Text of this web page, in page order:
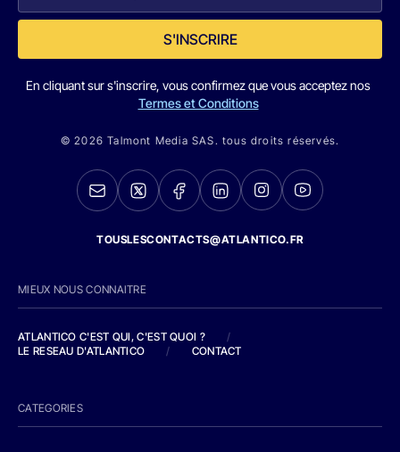
S'INSCRIRE
En cliquant sur s'inscrire, vous confirmez que vous acceptez nos
Termes et Conditions
© 2026 Talmont Media SAS. tous droits réservés.
TOUSLESCONTACTS@ATLANTICO.FR
MIEUX NOUS CONNAITRE
ATLANTICO C'EST QUI, C'EST QUOI ?
/
LE RESEAU D'ATLANTICO
/ CONTACT
CATEGORIES